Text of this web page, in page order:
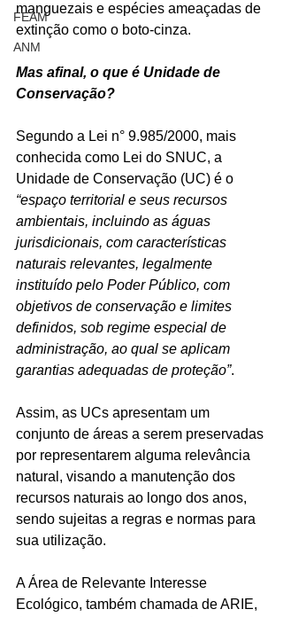
FEAM
ANM
manguezais e espécies ameaçadas de
extinção como o boto-cinza.
Mas afinal, o que é Unidade de
Conservação?
Segundo a Lei n° 9.985/2000, mais
conhecida como Lei do SNUC, a
Unidade de Conservação (UC) é o
“espaço territorial e seus recursos
ambientais, incluindo as águas
jurisdicionais, com características
naturais relevantes, legalmente
instituído pelo Poder Público, com
objetivos de conservação e limites
definidos, sob regime especial de
administração, ao qual se aplicam
garantias adequadas de proteção”.
Assim, as UCs apresentam um
conjunto de áreas a serem preservadas
por representarem alguma relevância
natural, visando a manutenção dos
recursos naturais ao longo dos anos,
sendo sujeitas a regras e normas para
sua utilização.
A Área de Relevante Interesse
Ecológico, também chamada de ARIE,